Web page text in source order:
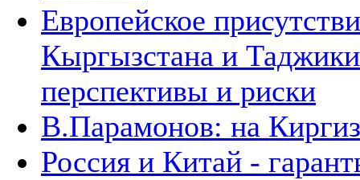
Европейское
Кыргызстана и
перспективы и риски
В.Парамонов: на
Россия и Китай -